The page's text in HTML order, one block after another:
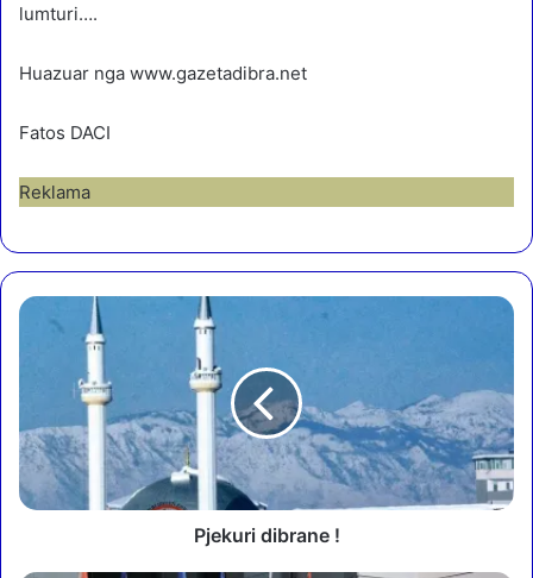
lumturi….
Huazuar nga www.gazetadibra.net
Fatos DACI
Reklama
P
r
d
i
Pjekuri dibrane !